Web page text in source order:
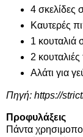
4 σκελίδες
Καυτερές
1 κουταλιά
2
Αλάτι για
Πηγή: https://
Προφυλάξεις
Πάντα